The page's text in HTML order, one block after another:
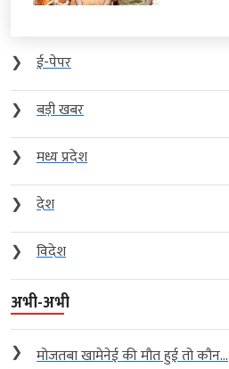
❯
ई-पेपर
❯
बड़ी खबर
❯
मध्य प्रदेश
❯
देश
❯
विदेश
अभी-अभी
❯ मोजतबा खामेनेई की मौत हुई तो कौन...